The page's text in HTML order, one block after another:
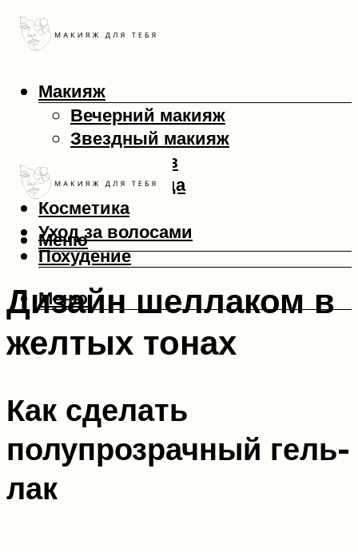
Макияж
Вечерний макияж
Звездный макияж
Макияж глаз
Макияж лица
Косметика
Уход за волосами
Похудение
Меню
Меню
Дизайн шеллаком в
желтых тонах
Как сделать
полупрозрачный гель-
лак